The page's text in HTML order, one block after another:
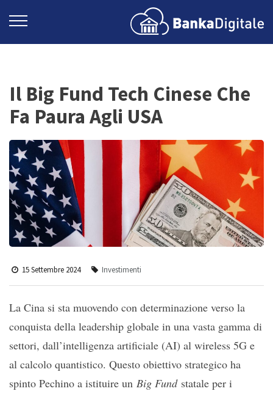
Il Big Fund Tech Cinese Che
Fa Paura Agli USA
15 Settembre 2024 Investimenti
La Cina si sta muovendo con determinazione verso la
conquista della leadership globale in una vasta gamma di
settori, dall’intelligenza artificiale (AI) al wireless 5G e
al calcolo quantistico. Questo obiettivo strategico ha
spinto Pechino a istituire un Big Fundstatale per i